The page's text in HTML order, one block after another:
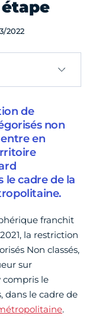
2022
de
non
entre en
le cadre de la
franchit
la restriction
Non classés,
sur
compris le
dans le cadre de
.